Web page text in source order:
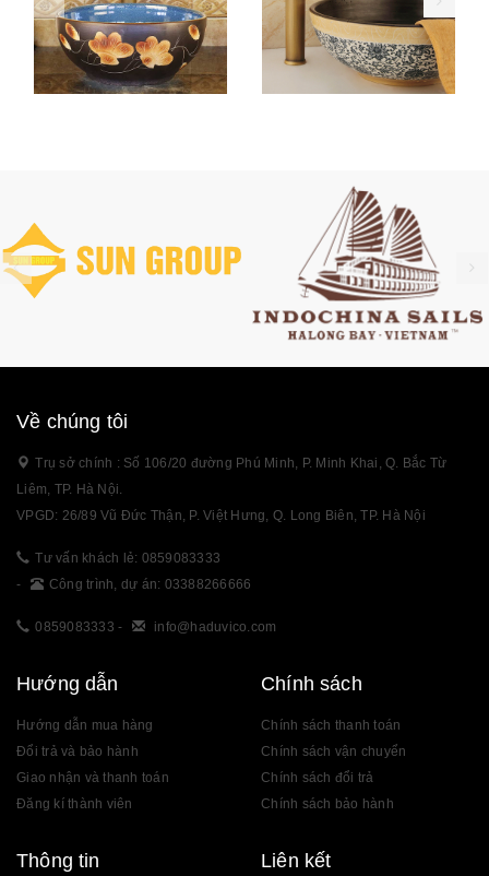
Về chúng tôi
Trụ sở chính : Số 106/20 đường Phú Minh, P. Minh Khai, Q. Bắc Từ
Liêm, TP. Hà Nội.
VPGD: 26/89 Vũ Đức Thận, P. Việt Hưng, Q. Long Biên, TP. Hà Nội
Tư vấn khách lẻ: 0859083333
-
Công trình, dự án: 03388266666
0859083333 - info@haduvico.com
Hướng dẫn
Hướng dẫn mua hàng
Đổi trả và bảo hành
Giao nhận và thanh toán
Đăng kí thành viên
Chính sách
Chính sách thanh toán
Chính sách vận chuyển
Chính sách đổi trả
Chính sách bảo hành
Thông tin Liên kết